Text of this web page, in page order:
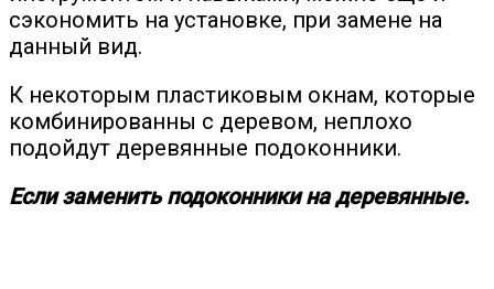
сэкономить на установке, при замене на
данный вид.
К некоторым пластиковым окнам, которые
комбинированны с деревом, неплохо
подойдут деревянные подоконники.
Если заменить подоконники на деревянные.